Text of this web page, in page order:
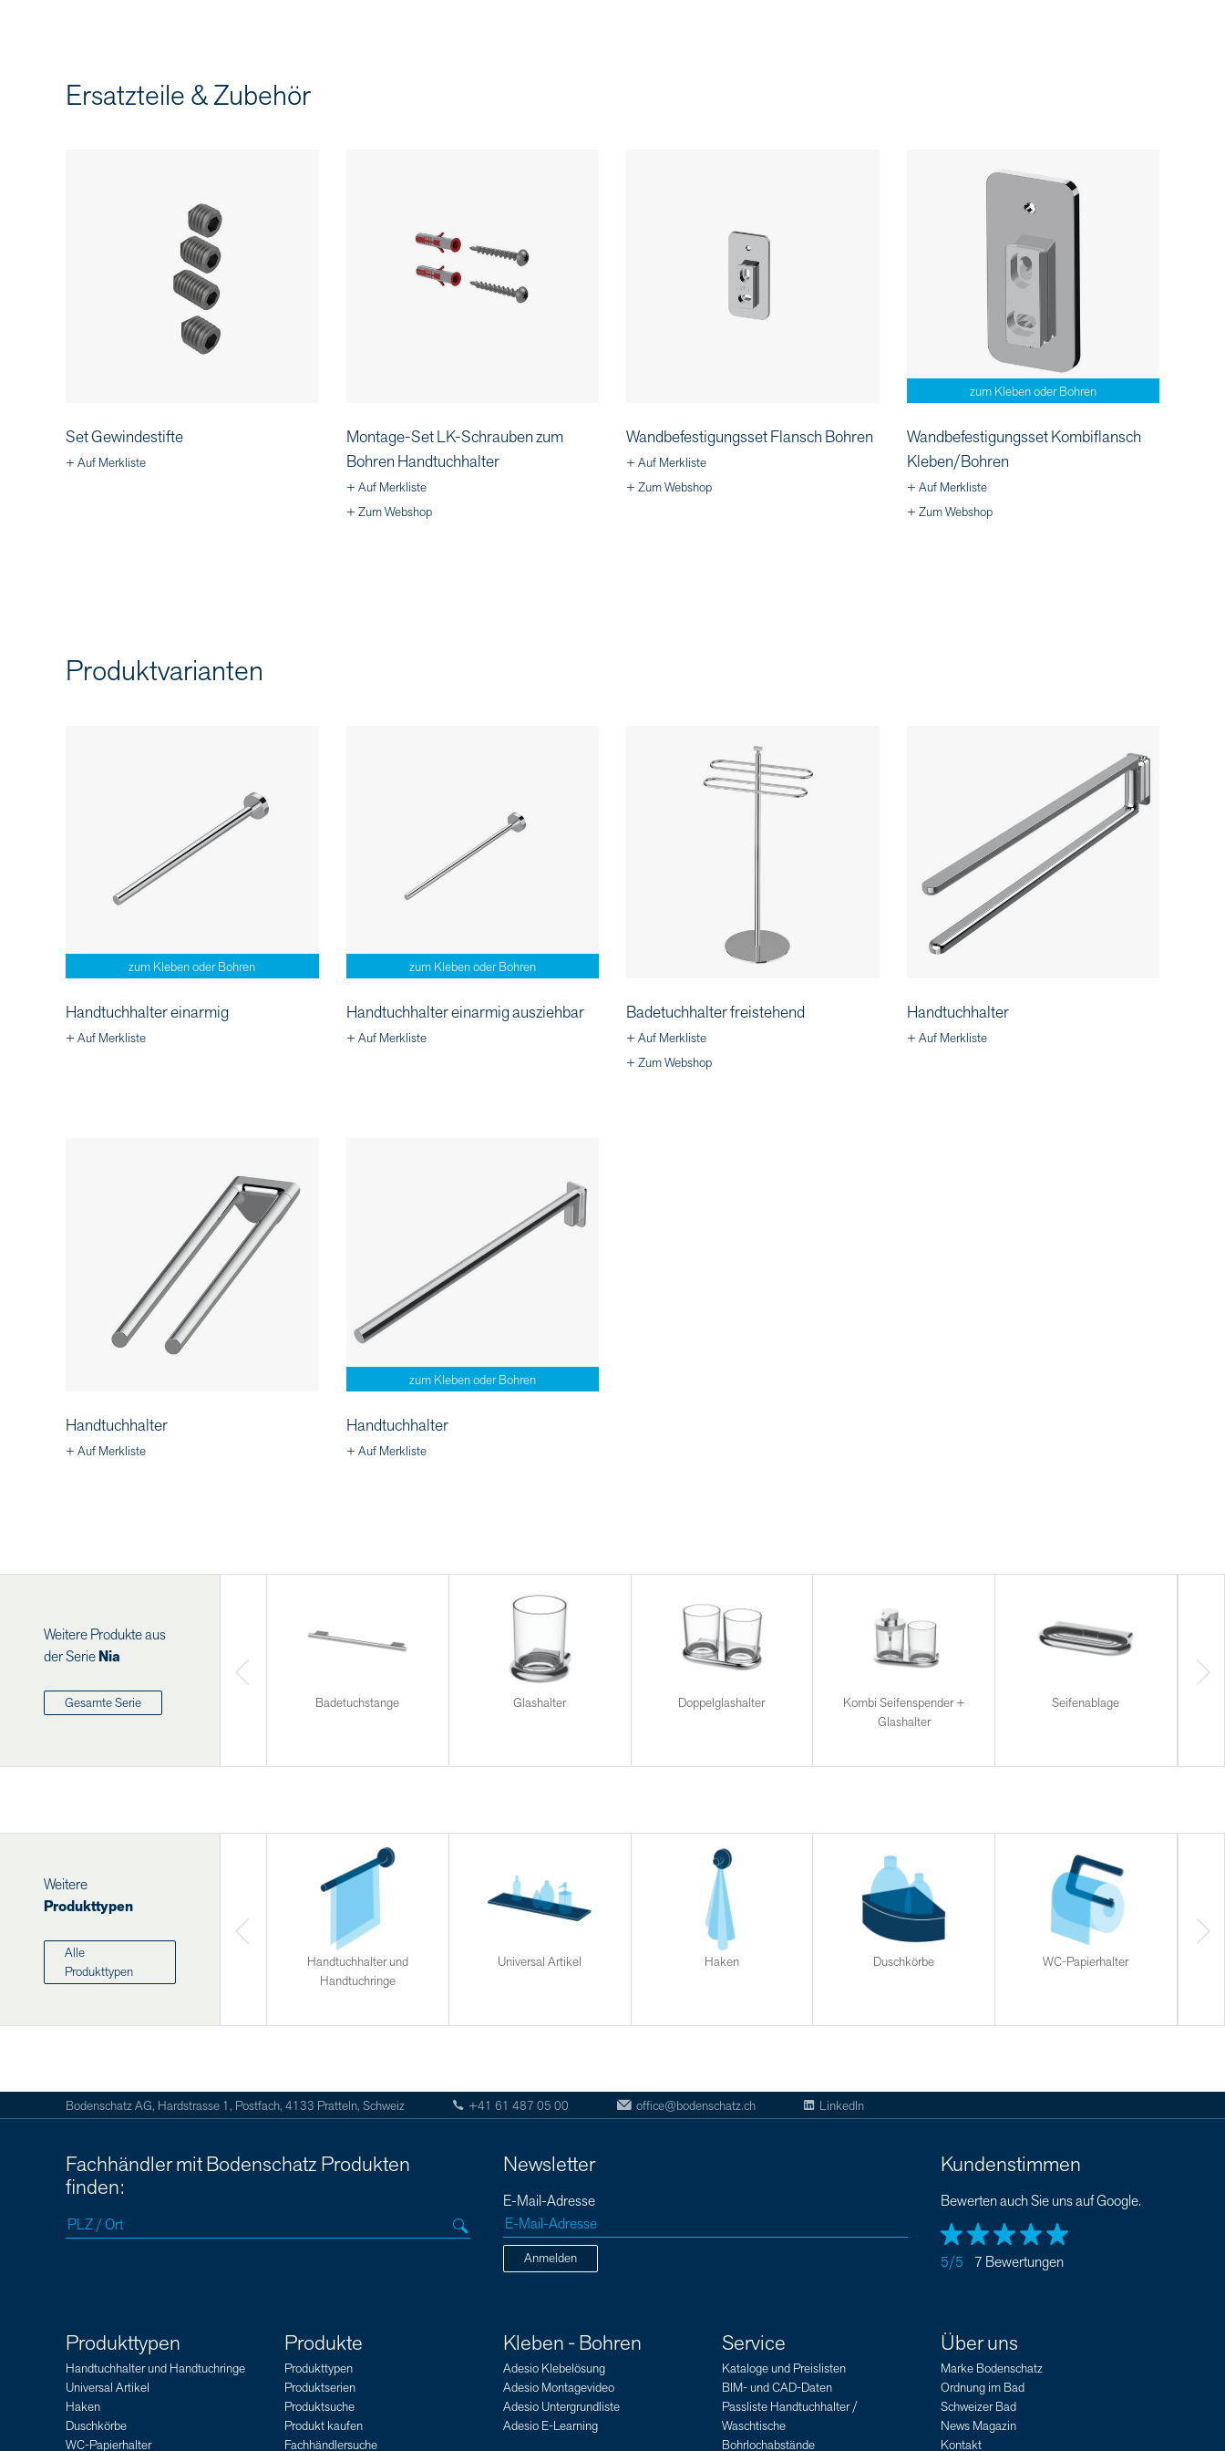
Ersatzteile & Zubehör
Set Gewindestifte
+ Auf Merkliste
Montage-Set LK-Schrauben zum
Bohren Handtuchhalter
+ Auf Merkliste
+ Zum Webshop
Wandbefestigungsset Flansch Bohren
+ Auf Merkliste
+ Zum Webshop
zum Kleben oder Bohren
Wandbefestigungsset Kombiflansch
Kleben/Bohren
+ Auf Merkliste
+ Zum Webshop
Produktvarianten
zum Kleben oder Bohren
Handtuchhalter einarmig
+ Auf Merkliste
zum Kleben oder Bohren
Handtuchhalter einarmig ausziehbar
+ Auf Merkliste
Badetuchhalter freistehend
+ Auf Merkliste
+ Zum Webshop
Handtuchhalter
+ Auf Merkliste
Handtuchhalter
+ Auf Merkliste
zum Kleben oder Bohren
Handtuchhalter
+ Auf Merkliste
Weitere Produkte aus
der SerieNia
Gesamte Serie Badetuchstange Glashalter Doppelglashalter
Kombi Seifenspender +
Glashalter
Seifenablage
Weitere
Produkttypen
Alle
Produkttypen
Handtuchhalter und
Handtuchringe
Universal Artikel Haken Duschkörbe WC-Papierhalter
Bodenschatz AG, Hardstrasse 1, Postfach, 4133 Pratteln, Schweiz +41 61 487 05 00 office@bodenschatz.ch LinkedIn
Fachhändler mit Bodenschatz Produkten
finden:
Newsletter
E-Mail-Adresse
Anmelden
Kundenstimmen
Bewerten auch Sie uns auf Google.
5/5 7 Bewertungen
Produkttypen
Handtuchhalter und Handtuchringe
Universal Artikel
Haken
Duschkörbe
WC-Papierhalter
Produkte
Produkttypen
Produktserien
Produktsuche
Produkt kaufen
Fachhändlersuche
Kleben - Bohren
Adesio Klebelösung
Adesio Montagevideo
Adesio Untergrundliste
Adesio E-Learning
Service
Kataloge und Preislisten
BIM- und CAD-Daten
Passliste Handtuchhalter /
Waschtische
Bohrlochabstände
Über uns
Marke Bodenschatz
Ordnung im Bad
Schweizer Bad
News Magazin
Kontakt